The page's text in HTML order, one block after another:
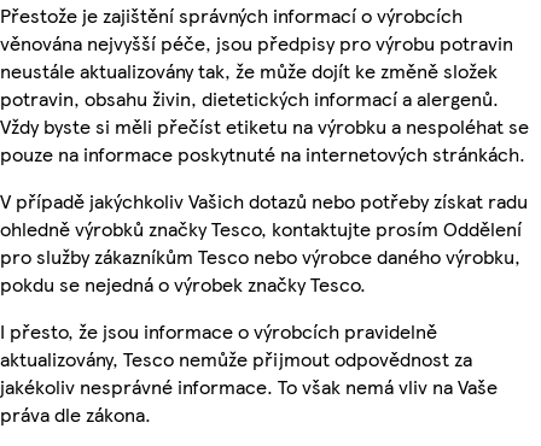
Přestože je zajištění správných informací o výrobcích
věnována nejvyšší péče, jsou předpisy pro výrobu potravin
neustále aktualizovány tak, že může dojít ke změně složek
potravin, obsahu živin, dietetických informací a alergenů.
Vždy byste si měli přečíst etiketu na výrobku a nespoléhat se
pouze na informace poskytnuté na internetových stránkách.
V případě jakýchkoliv Vašich dotazů nebo potřeby získat radu
ohledně výrobků značky Tesco, kontaktujte prosím Oddělení
pro služby zákazníkům Tesco nebo výrobce daného výrobku,
pokdu se nejedná o výrobek značky Tesco.
I přesto, že jsou informace o výrobcích pravidelně
aktualizovány, Tesco nemůže přijmout odpovědnost za
jakékoliv nesprávné informace. To však nemá vliv na Vaše
práva dle zákona.